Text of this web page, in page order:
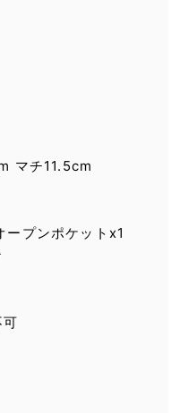
マチ11.5cm
ープンポケットx1